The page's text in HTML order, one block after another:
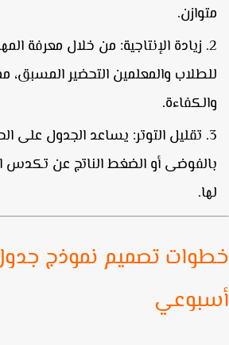
زيادة الإنتاجية: من خلال معرفة
والمعلمين التحضير المسبق، مما
تقليل التوتر: يساعد الجدول على
أو الضغط الناتج عن تكدس
تصميم نموذج